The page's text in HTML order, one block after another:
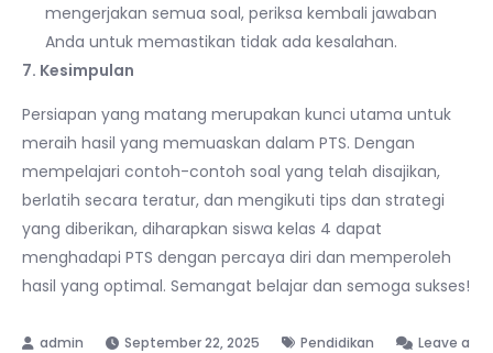
mengerjakan semua soal, periksa kembali jawaban
Anda untuk memastikan tidak ada kesalahan.
7. Kesimpulan
Persiapan yang matang merupakan kunci utama untuk
meraih hasil yang memuaskan dalam PTS. Dengan
mempelajari contoh-contoh soal yang telah disajikan,
berlatih secara teratur, dan mengikuti tips dan strategi
yang diberikan, diharapkan siswa kelas 4 dapat
menghadapi PTS dengan percaya diri dan memperoleh
hasil yang optimal. Semangat belajar dan semoga sukses!
September 22, 2025 Pendidikan
Leave a